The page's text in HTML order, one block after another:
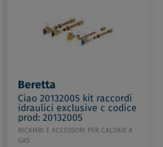
Beretta
Ciao 20132005 kit raccordi
idraulici exclusive c codice
prod: 20132005
RICAMBI E ACCESSORI PER CALDAIE A
GAS